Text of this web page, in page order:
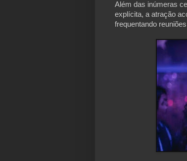
Além das inúmeras
explícita, a atração
frequentando